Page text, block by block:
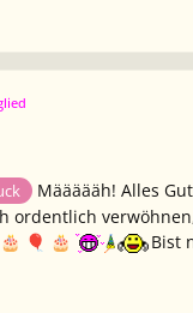
Määäääh! Alles
ordentlich
🎂 🎈 🎂 Bist